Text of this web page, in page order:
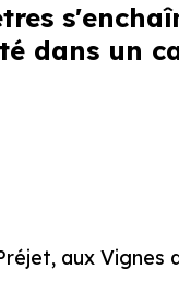
dans un
aux Vignes